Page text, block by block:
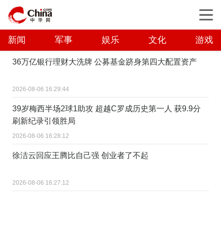
新闻 军事 娱乐 文化 游戏
36万亿银行理财大洗牌 公募基金跻身第四大配置资产
2026-08-06 16:29:44
39岁梅西半场2球1助攻 超越C罗成历史第一人 获9.9分
刷新纪录引领胜局
2026-08-06 16:28:12
徐洁云回应王腾比自己强 创业者了不起
2026-08-06 16:27:12